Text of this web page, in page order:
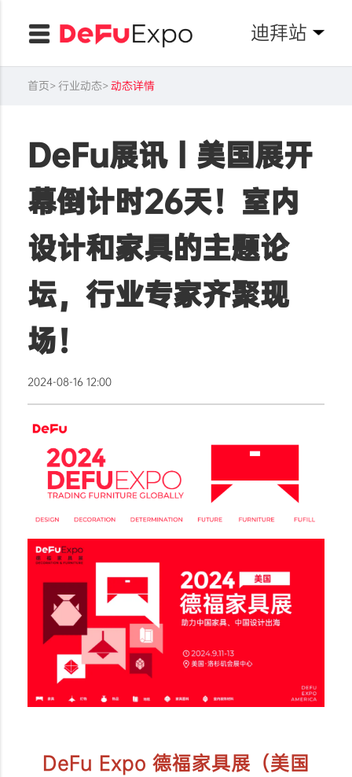
迪拜站
首页 行业动态 动态详情
DeFu展讯丨美国展开
幕倒计时26天！室内
设计和家具的主题论
坛，行业专家齐聚现
场！
2024-08-16 12:00
DeFu Expo 德福家具展（美国